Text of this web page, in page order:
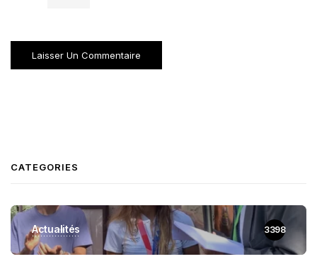
CATEGORIES
Actualités 3398